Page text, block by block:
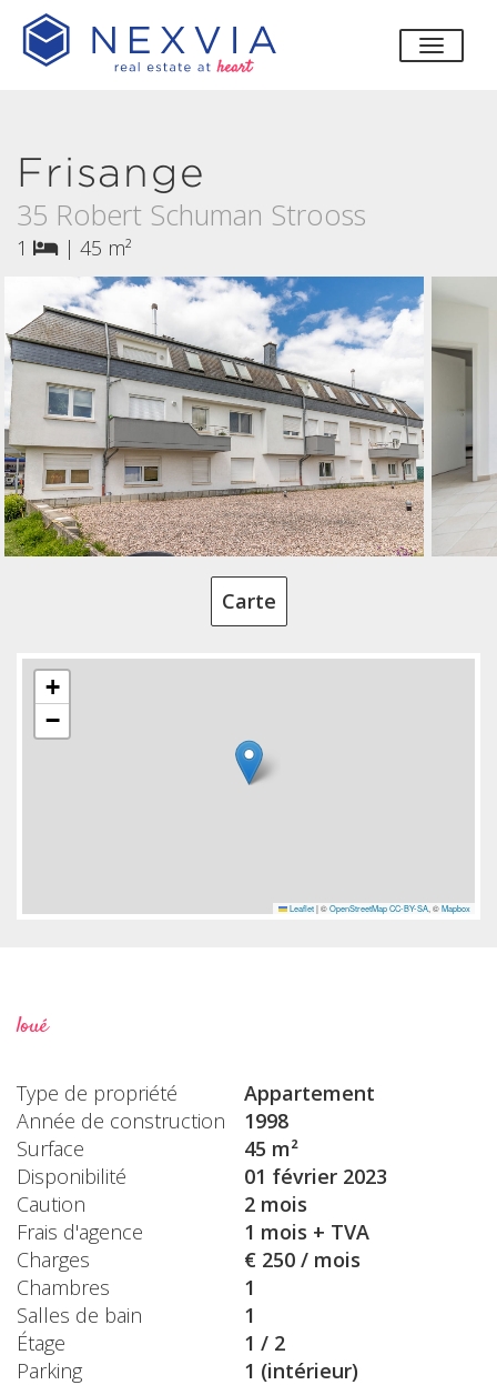
Frisange
35 Robert Schuman Strooss
1 | 45 m²
Carte
+
−
Leaflet |©OpenStreetMap CC-BY-SA, ©Mapbox
loué
Type de propriété
Appartement
Année de construction
1998
Surface
45 m²
Disponibilité
01 février 2023
Caution
2 mois
Frais d'agence
1 mois + TVA
Charges
€ 250 / mois
Chambres
1
Salles de bain
1
Étage
1 / 2
Parking
1 (intérieur)